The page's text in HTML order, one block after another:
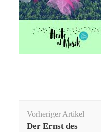
Vorheriger Artikel
Der Ernst des